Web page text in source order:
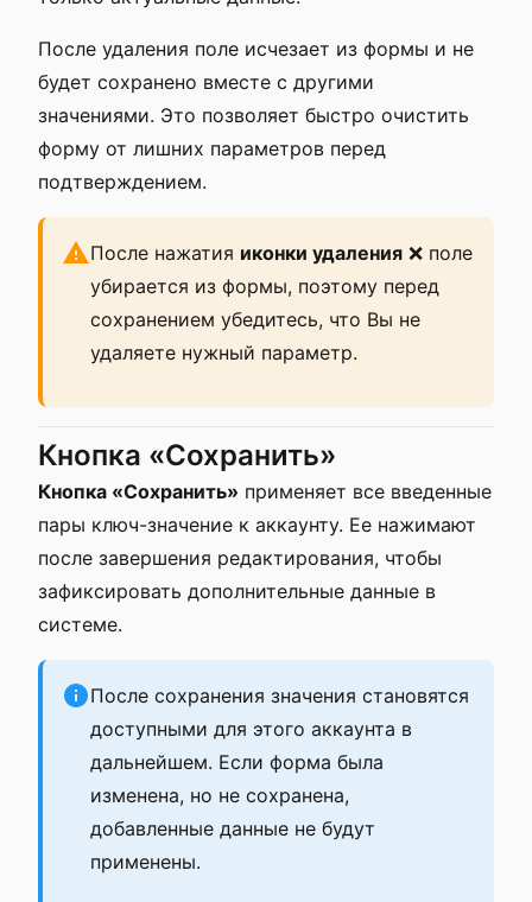
После удаления поле исчезает из формы и не
будет сохранено вместе с другими
значениями. Это позволяет быстро очистить
форму от лишних параметров перед
подтверждением.
После нажатия иконки удаления ❌ поле
убирается из формы, поэтому перед
сохранением убедитесь, что Вы не
удаляете нужный параметр.
Кнопка «Сохранить»
Кнопка «Сохранить» применяет все введенные
пары ключ-значение к аккаунту. Ее нажимают
после завершения редактирования, чтобы
зафиксировать дополнительные данные в
системе.
После сохранения значения становятся
доступными для этого аккаунта в
дальнейшем. Если форма была
изменена, но не сохранена,
добавленные данные не будут
применены.